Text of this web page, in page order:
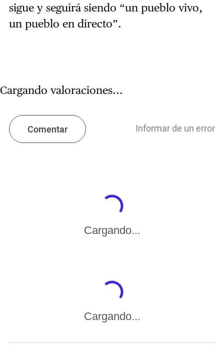
sigue y seguirá siendo “un pueblo vivo,
un pueblo en directo”.
Cargando valoraciones...
Comentar Informar de un error
Cargando...
Cargando...